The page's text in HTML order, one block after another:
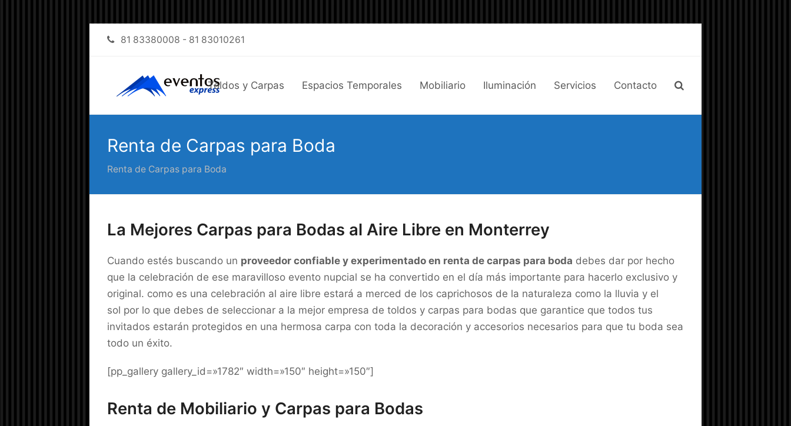
81 83380008 - 81 83010261
Toldos y Carpas Espacios Temporales Mobiliario Iluminación Servicios Contacto
Renta de Carpas para Boda
Renta de Carpas para Boda
La Mejores Carpas para Bodas al Aire Libre en Monterrey
Cuando estés buscando un proveedor confiable y experimentado en renta de carpas para boda debes dar por hecho
que la celebración de ese maravilloso evento nupcial se ha convertido en el día más importante para hacerlo exclusivo y
original. como es una celebración al aire libre estará a merced de los caprichosos de la naturaleza como la lluvia y el
sol por lo que debes de seleccionar a la mejor empresa de toldos y carpas para bodas que garantice que todos tus
invitados estarán protegidos en una hermosa carpa con toda la decoración y accesorios necesarios para que tu boda sea
todo un éxito.
[pp_gallery gallery_id=»1782″ width=»150″ height=»150″]
Renta de Mobiliario y Carpas para Bodas